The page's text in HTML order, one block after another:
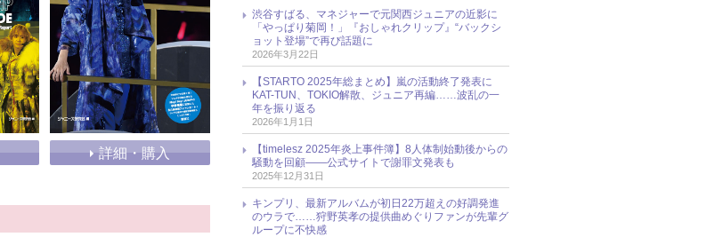
詳細・購入
渋谷すばる、マネジャーで元関西ジュニアの近影に
「やっぱり菊岡！」『おしゃれクリップ』“バックシ
ョット登場”で再び話題に
2026年3月22日
【STARTO 2025年総まとめ】嵐の活動終了発表に
KAT-TUN、TOKIO解散、ジュニア再編……波乱の一
年を振り返る
2026年1月1日
【timelesz 2025年炎上事件簿】8人体制始動後からの
騒動を回顧――公式サイトで謝罪文発表も
2025年12月31日
キンプリ、最新アルバムが初日22万超えの好調発進
のウラで……狩野英孝の提供曲めぐりファンが先輩グ
ループに不快感